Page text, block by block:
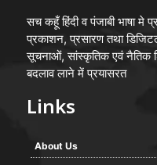
सच कहूँ हिंदी व पंजाबी भाषा मे
प्रकाशन, प्रसारण तथा
सूचनाओं, सांस्कृतिक एवं नैतिक
बदलाव लाने में प्रयासरत
Links
About Us